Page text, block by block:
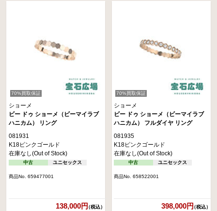
70%買取保証
ショーメ
ビー ドゥ ショーメ（ビーマイラブ
ハニカム） リング
081931
K18ピンクゴールド
在庫なし(Out of Stock)
中古 ユニセックス
商品No. 659477001
138,000円（税込）
70%買取保証
ショーメ
ビー ドゥ ショーメ（ビーマイラブ
ハニカム） フルダイヤ リング
081935
K18ピンクゴールド
在庫なし(Out of Stock)
中古 ユニセックス
商品No. 658522001
398,000円（税込）